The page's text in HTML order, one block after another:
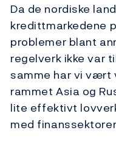
Da de nordiske
kredittmarkedene
problemer blant
regelverk ikke var
samme har vi vært
rammet Asia og
lite effektivt
med